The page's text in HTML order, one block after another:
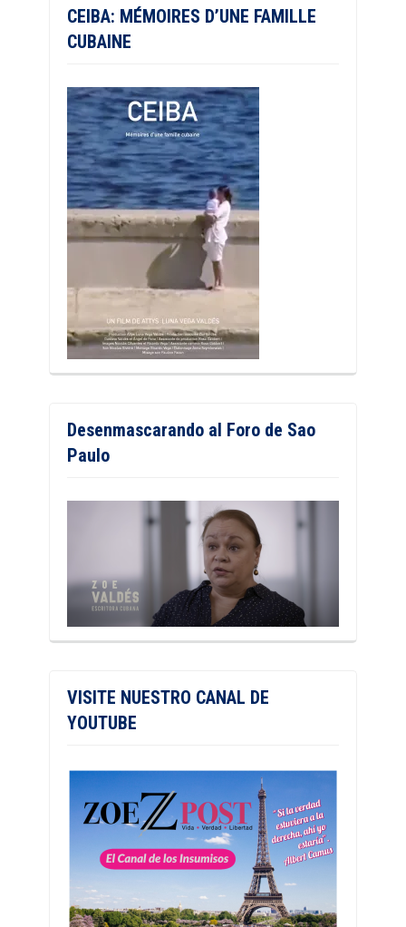
CEIBA: MÉMOIRES D’UNE FAMILLE
CUBAINE
Desenmascarando al Foro de Sao
Paulo
VISITE NUESTRO CANAL DE
YOUTUBE